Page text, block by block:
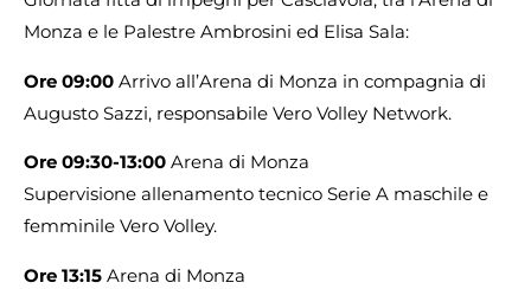
Monza e le Palestre Ambrosini ed Elisa Sala:
Ore 09:00 Arrivo all’Arena di Monza in compagnia di
Augusto Sazzi, responsabile Vero Volley Network.
Ore 09:30-13:00 Arena di Monza
Supervisione allenamento tecnico Serie A maschile e
femminile Vero Volley.
Ore 13:15 Arena di Monza